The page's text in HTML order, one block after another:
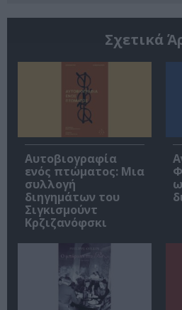
Σχετικά
Αυτοβιογραφία
ενός πτώματος: Μια
συλλογή
διηγημάτων του
Σιγκισμούντ
Κρζιζανόφσκι